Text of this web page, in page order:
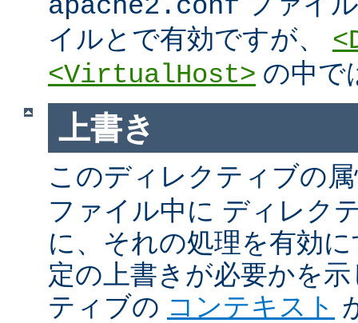
apache2.conf
イルとで有効ですが、
<VirtualHost> の中で
上書き
このディレクティブの
ファイル中に ディレク
に、それの処理を有効
定の上書きが必要かを
ティブの コンテキスト